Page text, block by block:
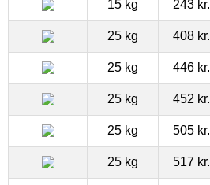
15 kg 243 kr.
25 kg 408 kr.
25 kg 446 kr.
25 kg 452 kr.
25 kg 505 kr.
25 kg 517 kr.